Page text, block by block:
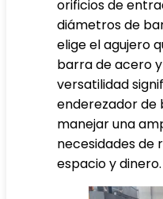
orificios de
diámetros de
elige el agujero
barra de acero
versatilidad
enderezador de
manejar una
necesidades de
espacio y dinero.